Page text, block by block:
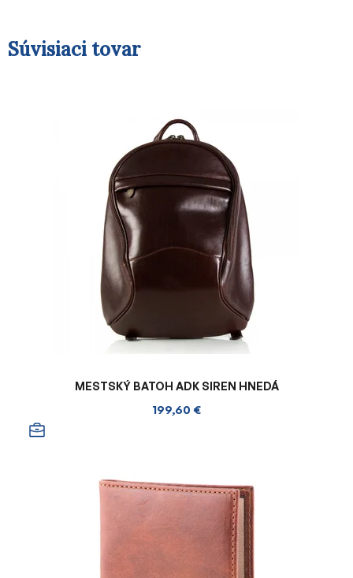
Súvisiaci tovar
MESTSKÝ BATOH ADK SIREN HNEDÁ
199,60 €